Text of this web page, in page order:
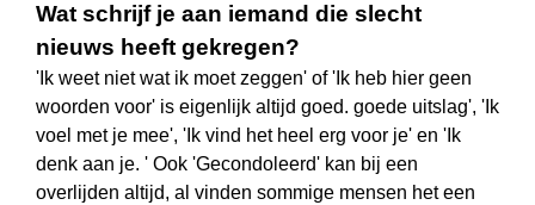
Wat schrijf je aan iemand die slecht
nieuws heeft gekregen?
'Ik weet niet wat ik moet zeggen' of 'Ik heb hier geen
woorden voor' is eigenlijk altijd goed. goede uitslag', 'Ik
voel met je mee', 'Ik vind het heel erg voor je' en 'Ik
denk aan je. ' Ook 'Gecondoleerd' kan bij een
overlijden altijd, al vinden sommige mensen het een